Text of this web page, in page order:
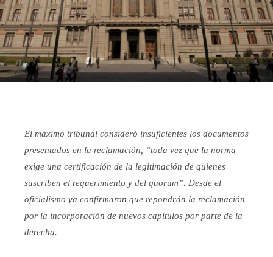
El máximo tribunal consideró insuficientes los documentos
presentados en la reclamación, “toda vez que la norma
exige una certificación de la legitimación de quienes
suscriben el requerimiento y del quorum”. Desde el
oficialismo ya confirmaron que repondrán la reclamación
por la incorporación de nuevos capítulos por parte de la
derecha.